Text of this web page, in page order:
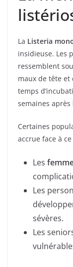
La Listeria
insidieuse. Les
ressemblent
maux de tête et
temps
semaines
Certaines
accrue face à ce
Les
Les
sévères.
Les